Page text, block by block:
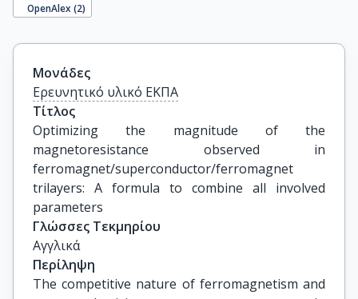
OpenAlex (2)
Μονάδες
Ερευνητικό υλικό ΕΚΠΑ
Τίτλος
Optimizing the magnitude of the
magnetoresistance observed in
ferromagnet/superconductor/ferromagnet
trilayers: A formula to combine all involved
parameters
Γλώσσες Τεκμηρίου
Αγγλικά
Περίληψη
The competitive nature of ferromagnetism and